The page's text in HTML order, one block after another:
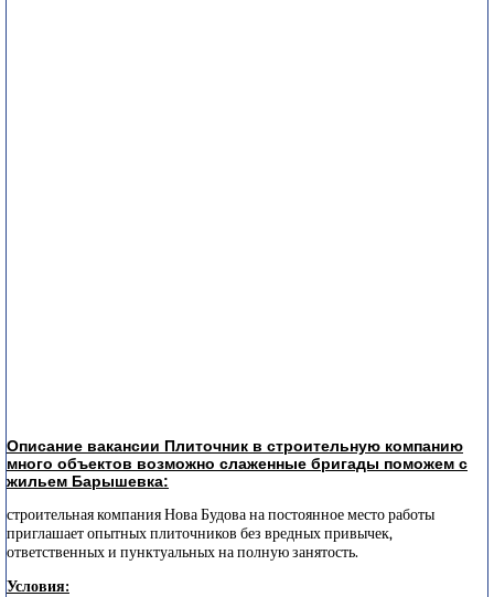
Описание вакансии Плиточник в строительную компанию
много объектов возможно слаженные бригады поможем с
жильем Барышевка:
строительная компания Нова Будова на постоянное место работы
приглашает опытных плиточников без вредных привычек,
ответственных и пунктуальных на полную занятость.
Условия: